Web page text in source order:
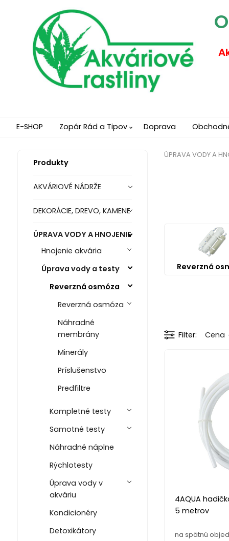
E-SHOP Zopár Rád a Tipov Doprava
Produkty
AKVÁRIOVÉ NÁDRŽE
DEKORÁCIE, DREVO, KAMENE
ÚPRAVA VODY A HNOJENIE
Hnojenie akvária
Úprava vody a testy
Reverzná osmóza
Reverzná osmóza
Náhradné
membrány
Minerály
Príslušenstvo
Predfiltre
Kompletné testy
Samotné testy
Náhradné náplne
Rýchlotesty
Úprava vody v
akváriu
Kondicionéry
Detoxikátory
ÚPRAVA VODY A
Reverzná
Filter Cena
4AQUA
5 metrov
na spätnú